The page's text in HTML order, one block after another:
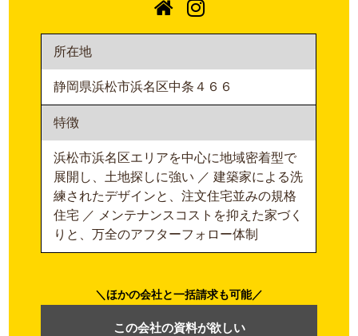
所在地
静岡県浜松市浜名区中条４６６
特徴
浜松市浜名区エリアを中心に地域密着型で
展開し、土地探しに強い ／ 建築家による洗
練されたデザインと、注文住宅並みの規格
住宅 ／ メンテナンスコストを抑えた家づく
りと、万全のアフターフォロー体制
ほかの会社と一括請求も可能
この会社の資料が欲しい